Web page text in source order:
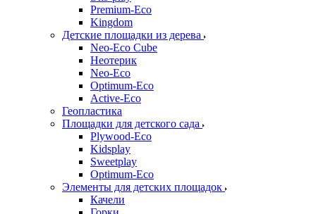
Premium-Eco
Kingdom
Детские площадки из дерева
Neo-Eco Cube
Неотерик
Neo-Eco
Оptimum-Еco
Active-Eco
Геопластика
Площадки для детского сада
Plywood-Eco
Kidsplay
Sweetplay
Оptimum-Еco
Элементы для детских площадок
Качели